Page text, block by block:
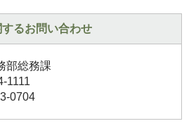
るお問い合わせ
部総務課
1111
0704